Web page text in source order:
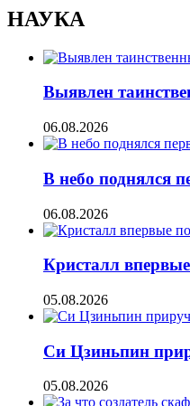
НАУКА
Выявлен
06.08.2026
В небо поднялся
06.08.2026
Кристалл впервые
05.08.2026
Си Цзиньпин
05.08.2026